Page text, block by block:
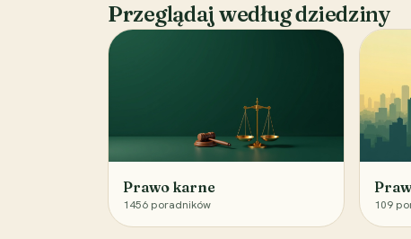
Przeglądaj według dziedziny
Prawo karne
1456 poradników 109